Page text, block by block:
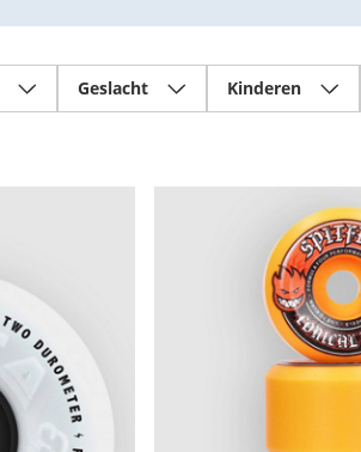
Geslacht Kinderen